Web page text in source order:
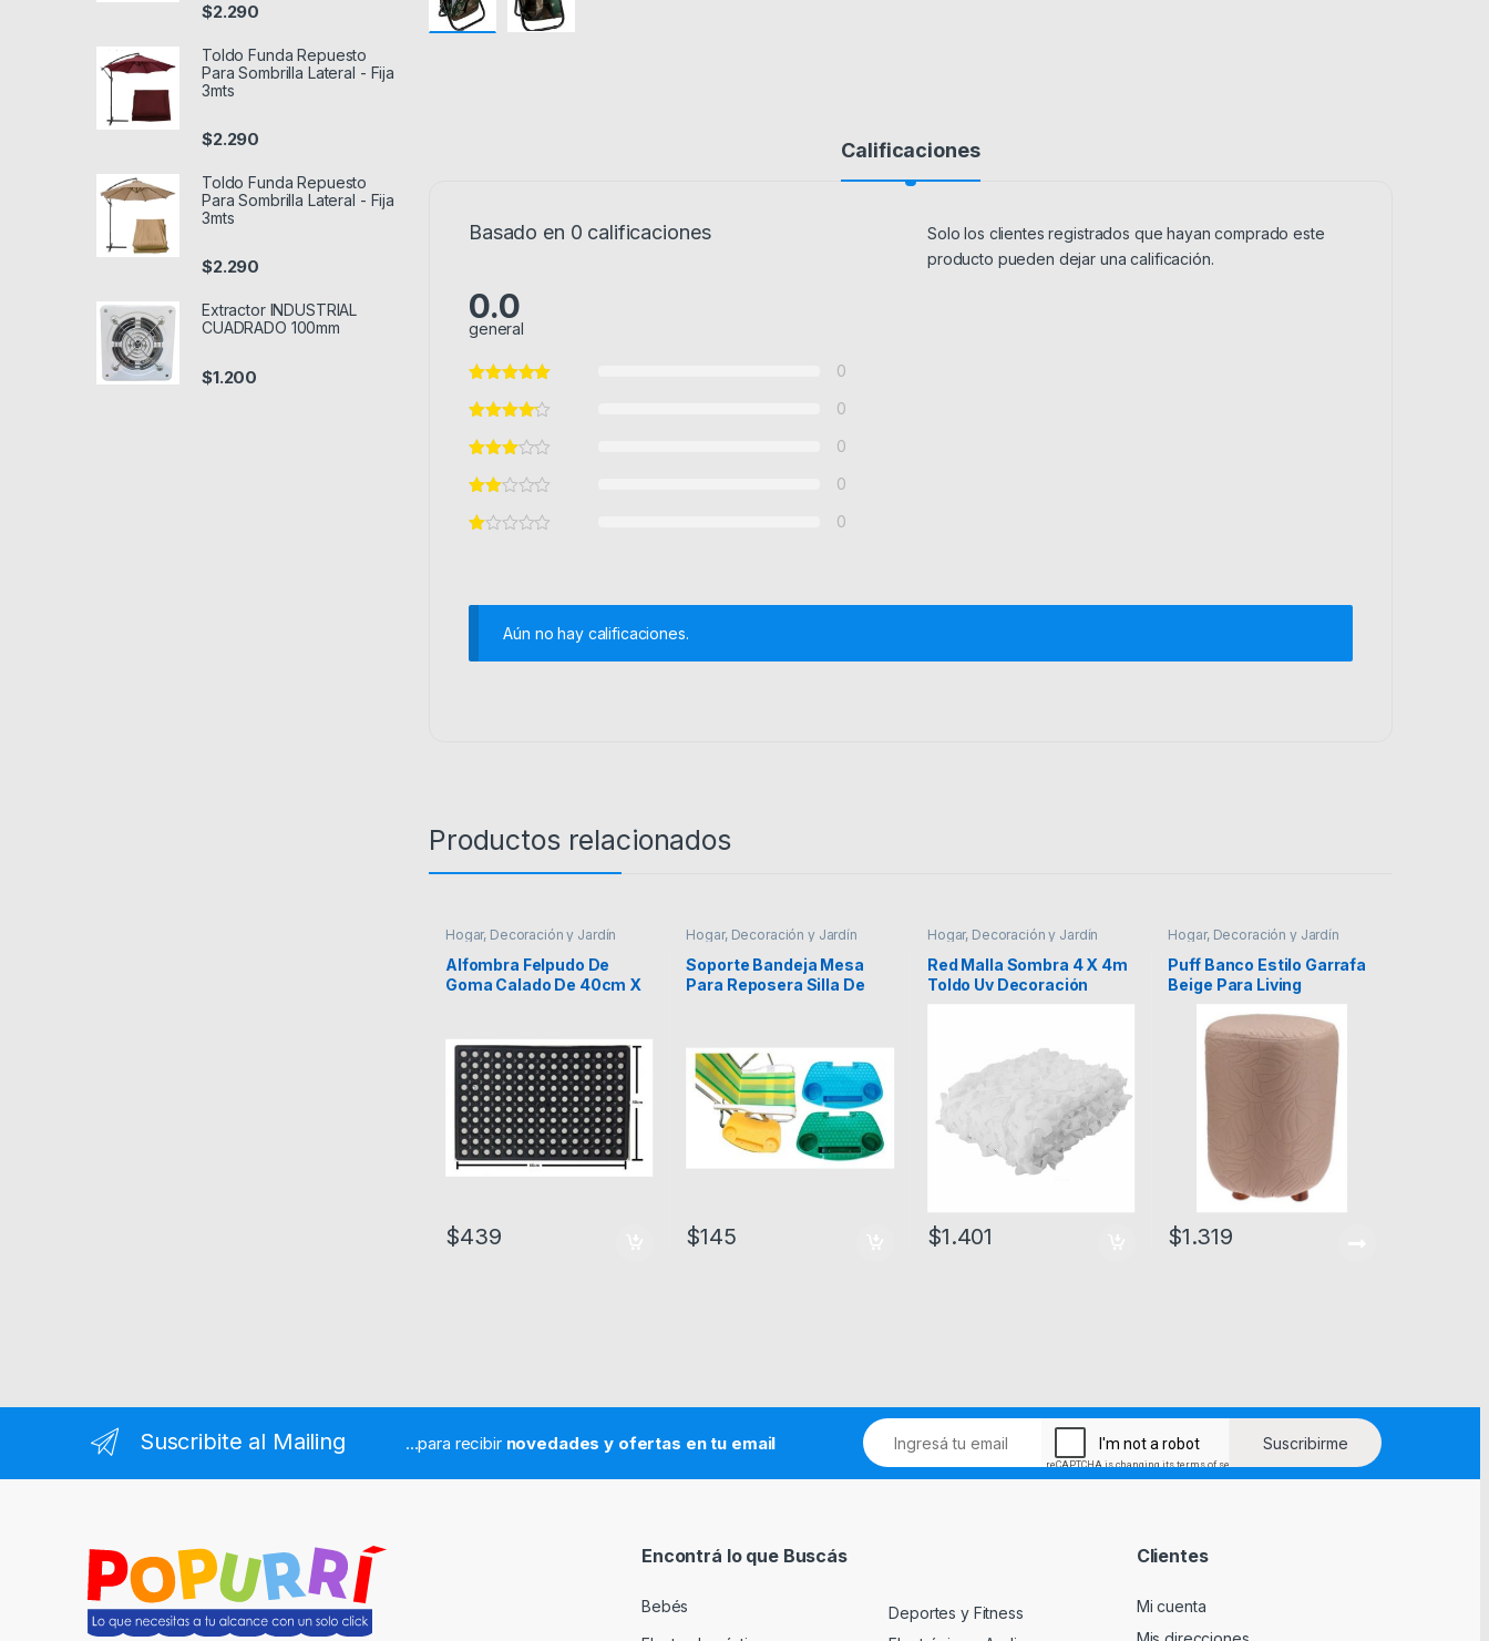
Calificaciones
Basado en 0 calificaciones
0.0
general
0
0
0
0
0
Solo los clientes registrados que hayan comprado este
producto pueden dejar una calificación.
Aún no hay calificaciones.
Productos relacionados
Hogar, Decoración y Jardín
Alfombra Felpudo De
Goma Calado De 40cm X
$439
Hogar, Decoración y Jardín
Soporte Bandeja Mesa
Para Reposera Silla De
$145
Hogar, Decoración y Jardín
Red Malla Sombra 4 X 4m
Toldo Uv Decoración
$1.401
Hogar, Decoración y Jardín
Puff Banco Estilo Garrafa
Beige Para Living
$1.319
$2.290
Toldo Funda Repuesto
Para Sombrilla Lateral - Fija
3mts
$2.290
Toldo Funda Repuesto
Para Sombrilla Lateral - Fija
3mts
$2.290
Extractor INDUSTRIAL
CUADRADO 100mm
$1.200
Suscribite al Mailing ...para recibir novedades y ofertas en tu email
Encontrá lo que Buscás
Bebés
Deportes y Fitness
Clientes
Mi cuenta